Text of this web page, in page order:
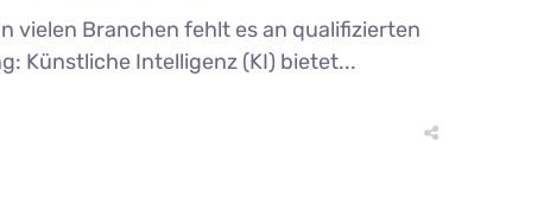
vielen Branchen fehlt es an qualifizierten
Künstliche Intelligenz (KI) bietet...